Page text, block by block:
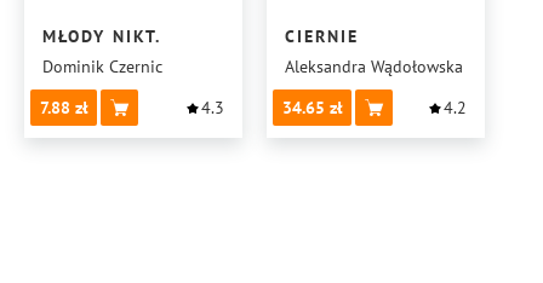
MŁODY NIKT.
Dominik Czernic
7.88
4.3
CIERNIE
Aleksandra Wądołowska
34.65
4.2